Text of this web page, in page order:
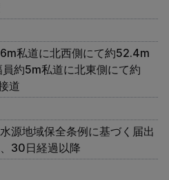
私道に北西側にて約52.4m
員約5m私道に北東側にて約
道
源地域保全条例に基づく届出
30日経過以降